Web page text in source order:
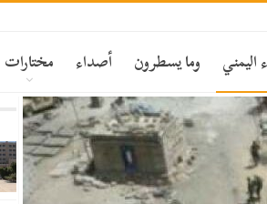
اليمني وما يسطرون أصداء مختارات